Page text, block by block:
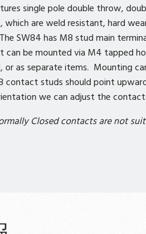
single pole double throw,
which are weld resistant, hard
SW84 has M8 stud main
can be mounted via M4 tapped
or as separate items. Mounting
contact studs should point
we can adjust the
Closed contacts are not